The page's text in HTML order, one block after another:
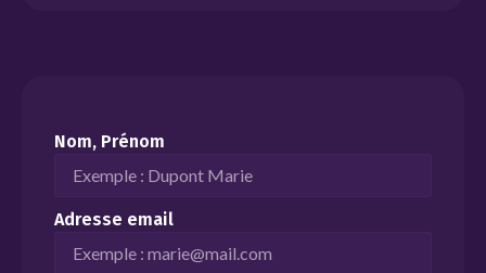
Nom, Prénom
Adresse email